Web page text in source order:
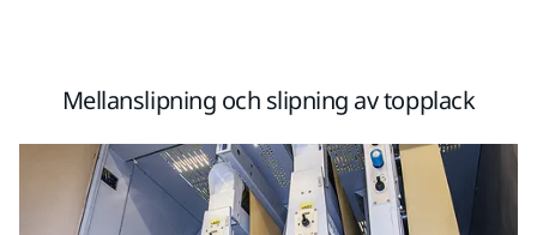
Mellanslipning och slipning av topplack